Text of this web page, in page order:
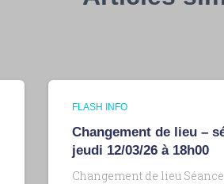
FLASH INFO
Changement de lieu –
jeudi 12/03/26 à 18h00
Changement de lieu